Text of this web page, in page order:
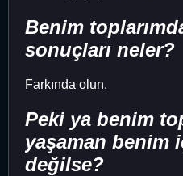
Benim
sonuçları neler?
Farkında olun.
Peki ya benim
yaşaman benim
değilse?